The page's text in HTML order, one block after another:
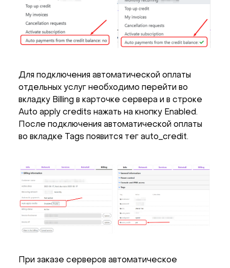
Для подключения автоматической оплаты
отдельных услуг необходимо перейти во
вкладку Billing в карточке сервера и в строке
Auto apply credits нажать на кнопку Enabled.
После подключения автоматической оплаты
во вкладке Tags появится тег auto_credit.
При заказе серверов автоматическое